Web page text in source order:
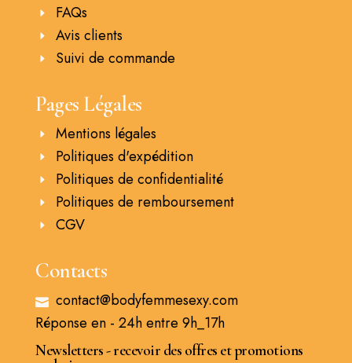
FAQs
Avis clients
Suivi de commande
Pages Légales
Mentions légales
Politiques d'expédition
Politiques de confidentialité
Politiques de remboursement
CGV
Contacts
contact@bodyfemmesexy.com
Réponse en - 24h entre 9h_17h
Newsletters - recevoir des offres et promotions